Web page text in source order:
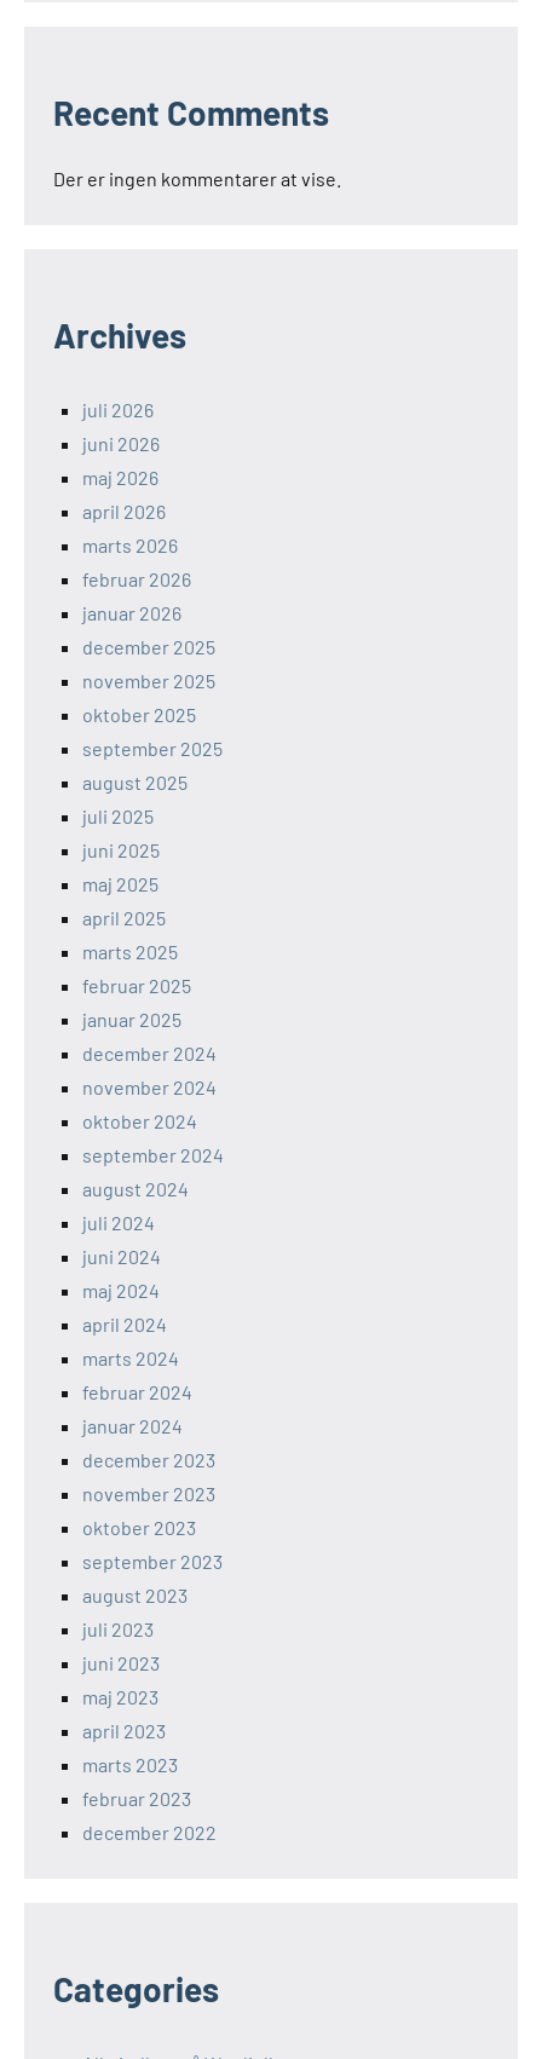
Recent Comments
Der er ingen kommentarer at vise.
Archives
juli 2026
juni 2026
maj 2026
april 2026
marts 2026
februar 2026
januar 2026
december 2025
november 2025
oktober 2025
september 2025
august 2025
juli 2025
juni 2025
maj 2025
april 2025
marts 2025
februar 2025
januar 2025
december 2024
november 2024
oktober 2024
september 2024
august 2024
juli 2024
juni 2024
maj 2024
april 2024
marts 2024
februar 2024
januar 2024
december 2023
november 2023
oktober 2023
september 2023
august 2023
juli 2023
juni 2023
maj 2023
april 2023
marts 2023
februar 2023
december 2022
Categories